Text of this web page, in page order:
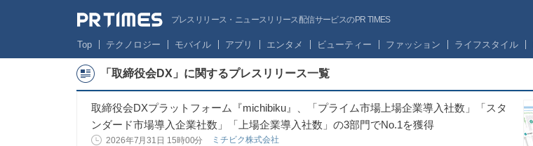
プレスリリース・ニュースリリース配信サービスのPR TIMES
Top テクノロジー モバイル アプリ エンタメ ビューティー ファッション ライフスタイル
「取締役会DX」に関するプレスリリース一覧
取締役会DXプラットフォーム『michibiku』、「プライム市場上場企業導入社数」「スタ
ンダード市場導入企業社数」「上場企業導入社数」の3部門でNo.1を獲得
2026年7月31日 15時00分 ミチビク株式会社